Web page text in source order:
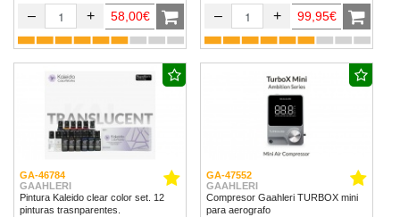
– + 58,00€ – + 99,95€
GA-46784
GAAHLERI
Pintura Kaleido clear color set. 12
pinturas trasnparentes.
GA-47552
GAAHLERI
Compresor Gaahleri TURBOX mini
para aerografo